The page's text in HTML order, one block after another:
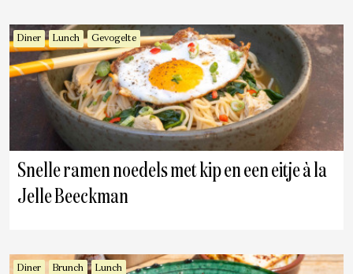
Diner Lunch Gevogelte
Snelle ramen noedels met kip en een eitje à la
Jelle Beeckman
Diner Brunch Lunch